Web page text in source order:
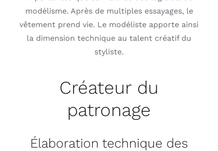
modélisme. Après de multiples essayages, le
vêtement prend vie. Le modéliste apporte ainsi
la dimension technique au talent créatif du
styliste.
Créateur du
patronage
Élaboration technique des